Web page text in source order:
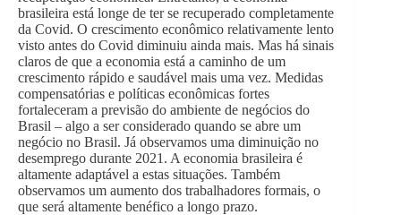
brasileira está longe de ter se recuperado completamente
da Covid. O crescimento econômico relativamente lento
visto antes do Covid diminuiu ainda mais. Mas há sinais
claros de que a economia está a caminho de um
crescimento rápido e saudável mais uma vez. Medidas
compensatórias e políticas econômicas fortes
fortaleceram a previsão do ambiente de negócios do
Brasil – algo a ser considerado quando se abre um
negócio no Brasil. Já observamos uma diminuição no
desemprego durante 2021. A economia brasileira é
altamente adaptável a estas situações. Também
observamos um aumento dos trabalhadores formais, o
que será altamente benéfico a longo prazo.